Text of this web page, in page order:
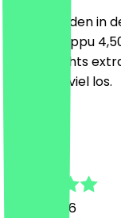
chilliger laden in
preise (cappu
kostet nichts
halt auch viel los.
13. Juli 2026